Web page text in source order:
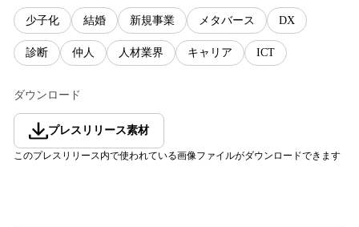
少子化 結婚 新規事業 メタバース DX
診断 仲人 人材業界 キャリア ICT
ダウンロード
プレスリリース素材
このプレスリリース内で使われている画像ファイルがダウンロードできます